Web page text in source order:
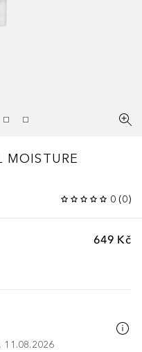
MOISTURE
0 (0)
649 Kč
11.08.2026